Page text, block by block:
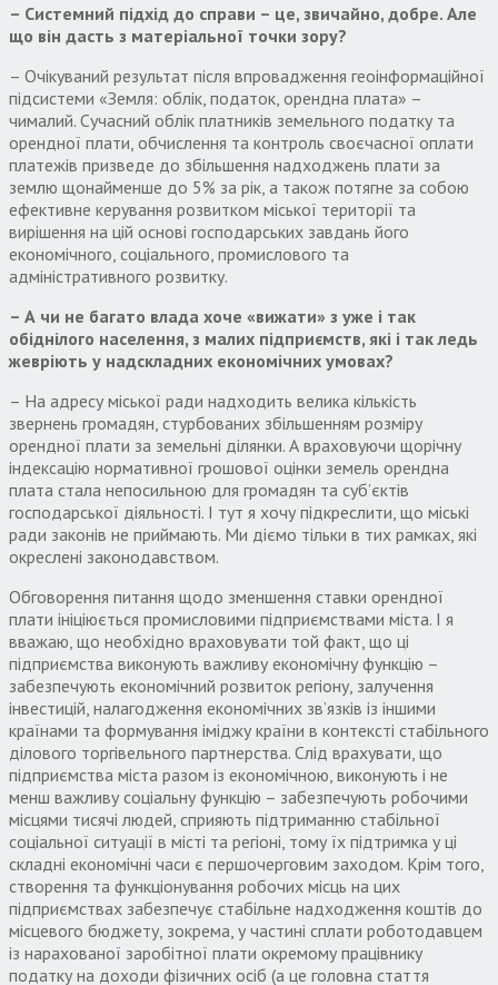
– Системний підхід до справи – це, звичайно, добре. Але
що він дасть з матеріальної точки зору?
– Очікуваний результат після впровадження геоінформаційної
підсистеми «Земля: облік, податок, орендна плата» –
чималий. Сучасний облік платників земельного податку та
орендної плати, обчислення та контроль своєчасної оплати
платежів призведе до збільшення надходжень плати за
землю щонайменше до 5% за рік, а також потягне за собою
ефективне керування розвитком міської території та
вирішення на цій основі господарських завдань його
економічного, соціального, промислового та
адміністративного розвитку.
– А чи не багато влада хоче «вижати» з уже і так
обіднілого населення, з малих підприємств, які і так ледь
жевріють у надскладних економічних умовах?
– На адресу міської ради надходить велика кількість
звернень громадян, стурбованих збільшенням розміру
орендної плати за земельні ділянки. А враховуючи щорічну
індексацію нормативної грошової оцінки земель орендна
плата стала непосильною для громадян та суб’єктів
господарської діяльності. І тут я хочу підкреслити, що міські
ради законів не приймають. Ми діємо тільки в тих рамках, які
окреслені законодавством.
Обговорення питання щодо зменшення ставки орендної
плати ініціюється промисловими підприємствами міста. І я
вважаю, що необхідно враховувати той факт, що ці
підприємства виконують важливу економічну функцію –
забезпечують економічний розвиток регіону, залучення
інвестицій, налагодження економічних зв’язків із іншими
країнами та формування іміджу країни в контексті стабільного
ділового торгівельного партнерства. Слід врахувати, що
підприємства міста разом із економічною, виконують і не
менш важливу соціальну функцію – забезпечують робочими
місцями тисячі людей, сприяють підтриманню стабільної
соціальної ситуації в місті та регіоні, тому їх підтримка у ці
складні економічні часи є першочерговим заходом. Крім того,
створення та функціонування робочих місць на цих
підприємствах забезпечує стабільне надходження коштів до
місцевого бюджету, зокрема, у частині сплати роботодавцем
із нарахованої заробітної плати окремому працівнику
податку на доходи фізичних осіб (а це головна стаття